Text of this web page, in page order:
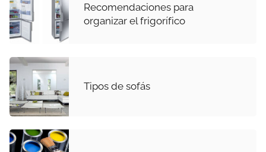
Recomendaciones para
organizar el frigorífico
Tipos de sofás